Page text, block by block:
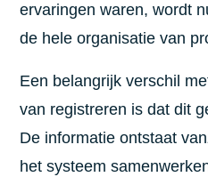
ervaringen waren, wordt
de hele organisatie van
Een belangrijk verschil
van registreren is dat dit
De informatie ontstaat
het systeem